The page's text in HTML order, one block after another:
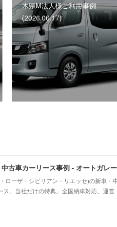
木県M法人様ご利用事例
(2026.06.17)
古車カーリース事例 - オートガレ
ローザ・シビリアン・リエッセ)の新車・
ス。当社だけの特典。全国納車対応。運